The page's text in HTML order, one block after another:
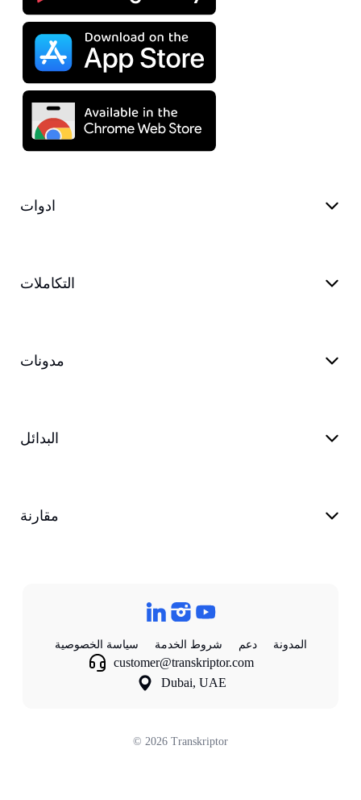
ادوات
التكاملات
مدونات
البدائل
مقارنة
سياسة الخصوصية شروط الخدمة دعم المدونة
customer@transkriptor.com
Dubai, UAE
© 2026 Transkriptor